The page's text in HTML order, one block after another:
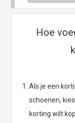
Hoe
Als je een
schoenen,
korting wilt